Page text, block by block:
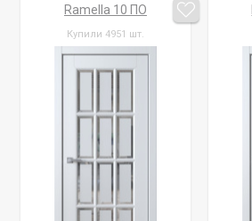
Ramella 10 ПО
Купили 4951 шт.